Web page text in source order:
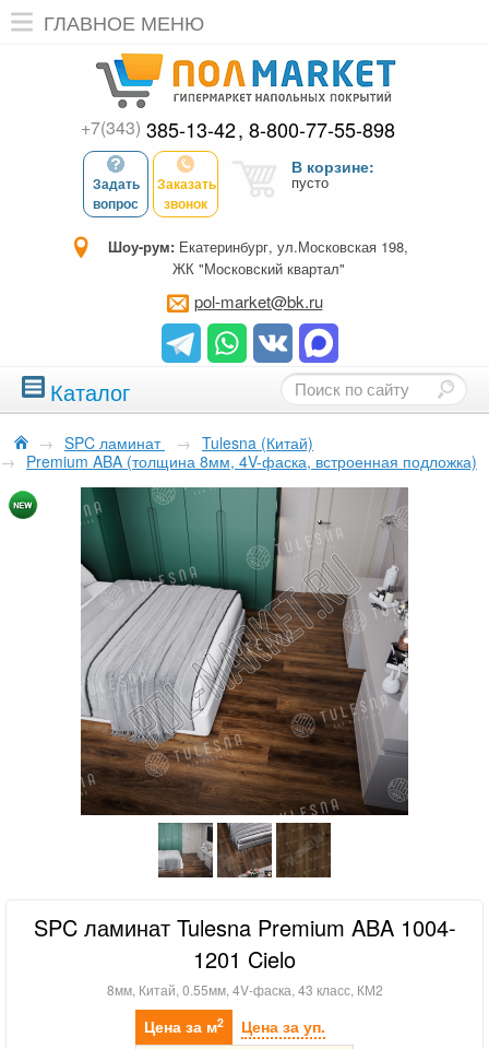
ГЛАВНОЕ МЕНЮ
+7(343) 385-13-42 8-800-77-55-898
Задать
вопрос
Заказать
звонок
В корзине:
пусто
Шоу-рум: Екатеринбург, ул.Московская 198,
ЖК "Московский квартал"
pol-market@bk.ru
Каталог
→ SPC ламинат → Tulesna (Китай)
→ Premium ABA (толщина 8мм, 4V-фаска, встроенная подложка)
SPC ламинат Tulesna Premium ABA 1004-
1201 Cielo
8мм, Китай, 0.55мм, 4V-фаска, 43 класс, КМ2
Цена за м2 Цена за уп.